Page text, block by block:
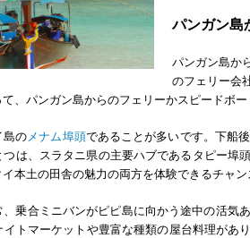
パンガン島
パンガン島か
のフェリー会
、パンガン島からのフェリーかスピードボー
島のメナム埠頭であることが多いです。下船
つは、スラタニ県の主要ハブであるタピー
本土の田舎の魅力の両方を体験できるチャン
乗合ミニバンがピピ島に向かう途中の活気あ
トマーケットや豊富な種類の屋台料理があ